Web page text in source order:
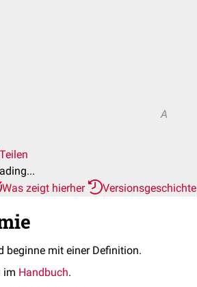
A
Teilen
Was zeigt hierher
Versionsgeschichte
beginne mit einer Definition.
im Handbuch.